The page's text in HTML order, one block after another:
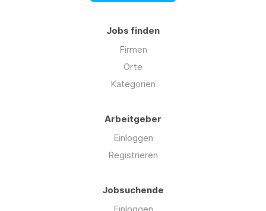
Jobs finden
Firmen
Orte
Kategorien
Arbeitgeber
Einloggen
Registrieren
Jobsuchende